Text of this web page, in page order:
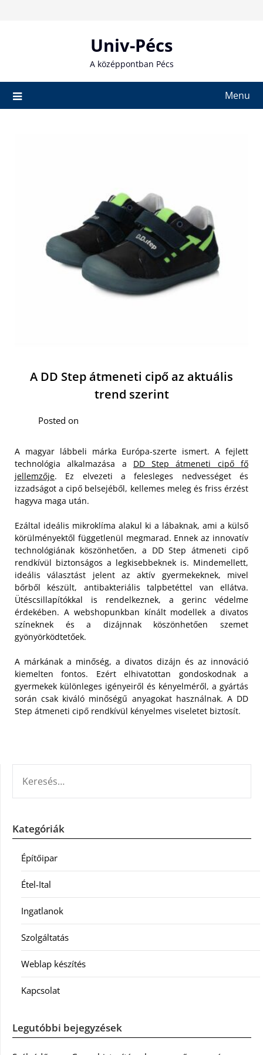
Univ-Pécs
A középpontban Pécs
Menu
A DD Step átmeneti cipő az aktuális
trend szerint
Posted on
A magyar lábbeli márka Európa-szerte ismert. A fejlett
technológia alkalmazása a DD Step átmeneti cipő fő
jellemzője. Ez elvezeti a felesleges nedvességet és
izzadságot a cipő belsejéből, kellemes meleg és friss érzést
hagyva maga után.
Ezáltal ideális mikroklíma alakul ki a lábaknak, ami a külső
körülményektől függetlenül megmarad. Ennek az innovatív
technológiának köszönhetően, a DD Step átmeneti cipő
rendkívül biztonságos a legkisebbeknek is. Mindemellett,
ideális választást jelent az aktív gyermekeknek, mivel
bőrből készült, antibakteriális talpbetéttel van ellátva.
Ütéscsillapítókkal is rendelkeznek, a gerinc védelme
érdekében. A webshopunkban kínált modellek a divatos
színeknek és a dizájnnak köszönhetően szemet
gyönyörködtetőek.
A márkának a minőség, a divatos dizájn és az innováció
kiemelten fontos. Ezért elhivatottan gondoskodnak a
gyermekek különleges igényeiről és kényelméről, a gyártás
során csak kiváló minőségű anyagokat használnak. A DD
Step átmeneti cipő rendkívül kényelmes viseletet biztosít.
Kategóriák
Építőipar
Étel-Ital
Ingatlanok
Szolgáltatás
Weblap készítés
Kapcsolat
Legutóbbi bejegyzések